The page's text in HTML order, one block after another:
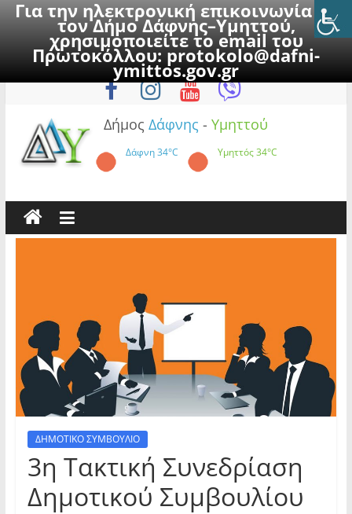
Για την ηλεκτρονική επικοινωνία με
τον Δήμο Δάφνης–Υμηττού,
χρησιμοποιείτε το email του
Πρωτοκόλλου:protokolo@dafni-
ymittos.gov.gr
to
Παρασκευή, 7 Αυγούστου 2026
Δήμος Δάφνης - Υμηττού
Δάφνη34°C Υμηττός34°C
ΔΗΜΟΤΙΚΟ ΣΥΜΒΟΥΛΙΟ
3η Τακτική Συνεδρίαση
Δημοτικού Συμβουλίου